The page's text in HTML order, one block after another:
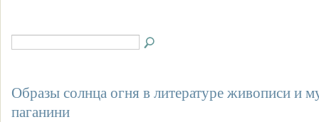
Образы солнца огня в литературе живописи и
паганини